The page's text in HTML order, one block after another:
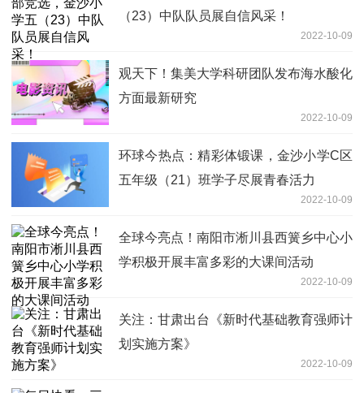
（23）中队队员展自信风采！
2022-10-09
观天下！集美大学科研团队发布海水酸化
方面最新研究
2022-10-09
环球今热点：精彩体锻课，金沙小学C区
五年级（21）班学子尽展青春活力
2022-10-09
全球今亮点！南阳市淅川县西簧乡中心小
学积极开展丰富多彩的大课间活动
2022-10-09
关注：甘肃出台《新时代基础教育强师计
划实施方案》
2022-10-09